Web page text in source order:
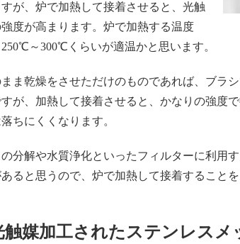
すが、炉で加熱して接着させると、光触
度が高まります。炉で加熱する温度
～300℃くらいが適温かと思います。
ま乾燥をさせただけのものであれば、ブラ
が、加熱して接着させると、かなりの強度
ちにくくなります。
の分解や水質浄化といったフィルターに利用
あると思うので、炉で加熱して接着することを
触媒加工されたステンレスメ